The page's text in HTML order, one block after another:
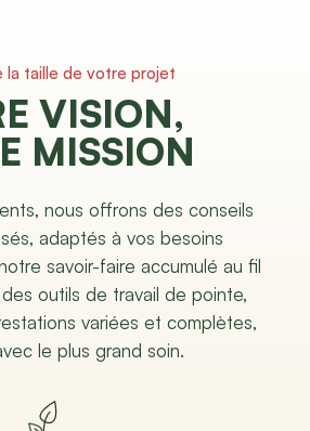
la taille de votre projet
VISION,
MISSION
nous offrons des conseils
adaptés à vos besoins
savoir-faire accumulé au fil
outils de travail de pointe,
variées et complètes,
le plus grand soin.